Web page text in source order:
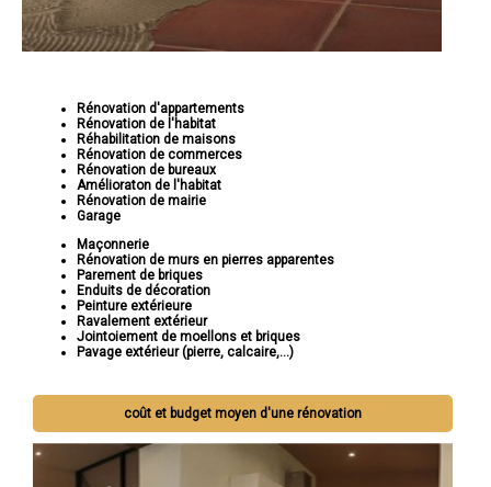
Rénovation d'appartements
Rénovation de l'habitat
Réhabilitation de maisons
Rénovation de commerces
Rénovation de bureaux
Amélioraton de l'habitat
Rénovation de mairie
Garage
Maçonnerie
Rénovation de murs en pierres apparentes
Parement de briques
Enduits de décoration
Peinture extérieure
Ravalement extérieur
Jointoiement de moellons et briques
Pavage extérieur (pierre, calcaire,...)
coût et budget moyen d'une rénovation